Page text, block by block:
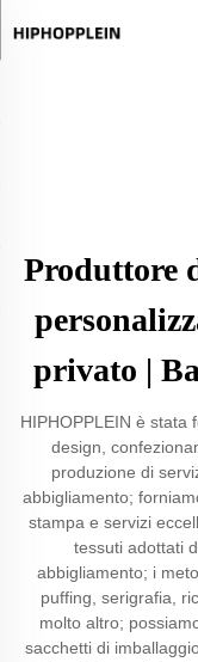
Produttore
privato |
HIPHOPPLEIN è stata
design,
produzione di
abbigliamento;
stampa e servizi
tessuti adottati
abbigliamento; i
puffing, serigrafia,
molto altro;
sacchetti di